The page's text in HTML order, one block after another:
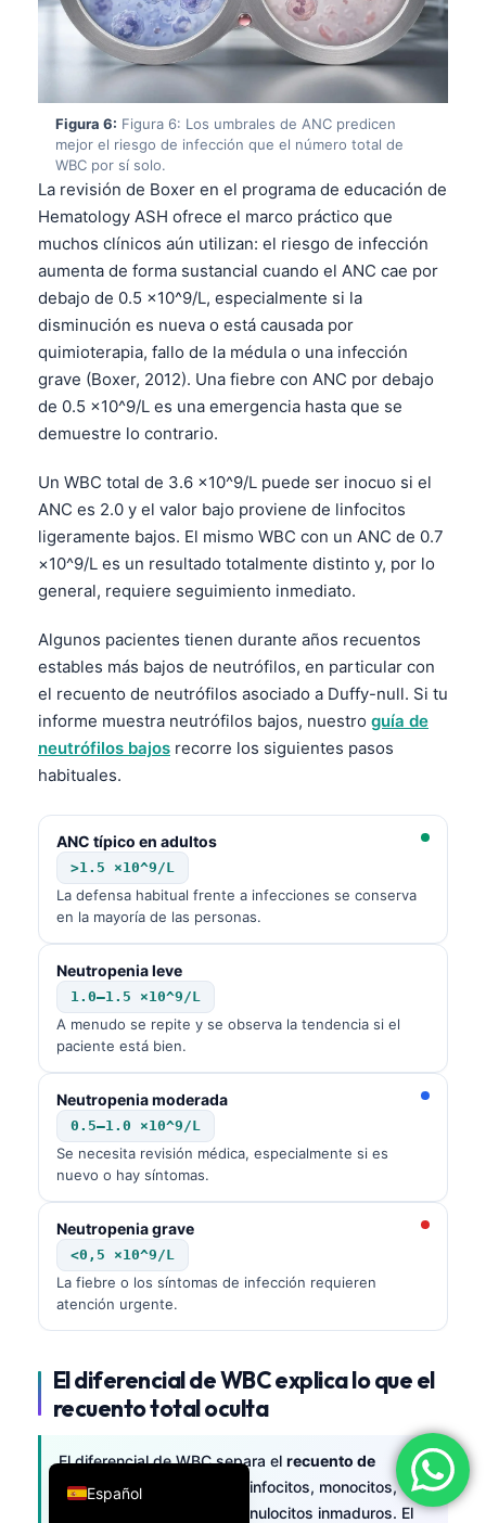
Figura 6: Figura 6: Los umbrales de ANC predicen
mejor el riesgo de infección que el número total de
WBC por sí solo.
La revisión de Boxer en el programa de educación de
Hematology ASH ofrece el marco práctico que
muchos clínicos aún utilizan: el riesgo de infección
aumenta de forma sustancial cuando el ANC cae por
debajo de 0.5 ×10^9/L, especialmente si la
disminución es nueva o está causada por
quimioterapia, fallo de la médula o una infección
grave (Boxer, 2012). Una fiebre con ANC por debajo
de 0.5 ×10^9/L es una emergencia hasta que se
demuestre lo contrario.
Un WBC total de 3.6 ×10^9/L puede ser inocuo si el
ANC es 2.0 y el valor bajo proviene de linfocitos
ligeramente bajos. El mismo WBC con un ANC de 0.7
×10^9/L es un resultado totalmente distinto y, por lo
general, requiere seguimiento inmediato.
Algunos pacientes tienen durante años recuentos
estables más bajos de neutrófilos, en particular con
el recuento de neutrófilos asociado a Duffy-null. Si tu
informe muestra neutrófilos bajos, nuestro guía de
neutrófilos bajos recorre los siguientes pasos
habituales.
ANC típico en adultos
>1.5 ×10^9/L
La defensa habitual frente a infecciones se conserva
en la mayoría de las personas.
Neutropenia leve
1.0–1.5 ×10^9/L
A menudo se repite y se observa la tendencia si el
paciente está bien.
Neutropenia moderada
0.5–1.0 ×10^9/L
Se necesita revisión médica, especialmente si es
nuevo o hay síntomas.
Neutropenia grave
<0,5 ×10^9/L
La fiebre o los síntomas de infección requieren
atención urgente.
El diferencial de WBC explica lo que el
recuento total oculta
El diferencial de WBC separa el recuento de
leucocitosen neutrófilos, linfocitos, monocitos,
eosinófilos, basófilos y granulocitos inmaduros. El
Español
English
Deutsch
العربية
עִבְרִית
Italiano
Português
Ελληνικά
Türkçe
Română
简体中文
Български
Dansk
हिन्दी
Bahasa Indonesia
Հայերեն
Íslenska
Српски језик
Svenska
Bosanski
Azərbaycan dili
Eesti
日本語
Čeština
ქართული
Русский
한국어
Slovenščina
Shqip
বাংলা
मराठी
తెలుగు
ગુજરાતી
ಕನ್ನಡ